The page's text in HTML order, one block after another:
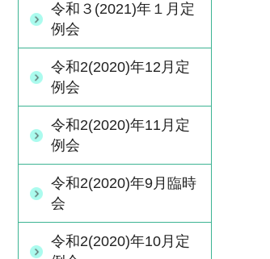
令和３(2021)年１月定
例会
令和2(2020)年12月定
例会
令和2(2020)年11月定
例会
令和2(2020)年9月臨時
会
令和2(2020)年10月定